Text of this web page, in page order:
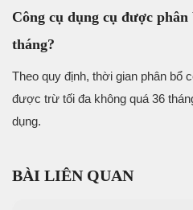
Công cụ dụng cụ được
tháng?
Theo quy định, thời gian phân bổ
được trừ tối đa không quá 36
dụng.
BÀI LIÊN QUAN